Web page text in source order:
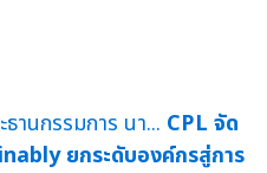
CPL จัด
ยกระดับองค์กรสู่การ